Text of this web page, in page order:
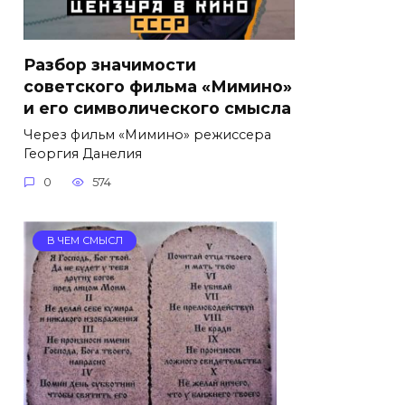
Разбор значимости
советского фильма «Мимино»
и его символического смысла
Через фильм «Мимино» режиссера
Георгия Данелия
0 574
В ЧЕМ СМЫСЛ